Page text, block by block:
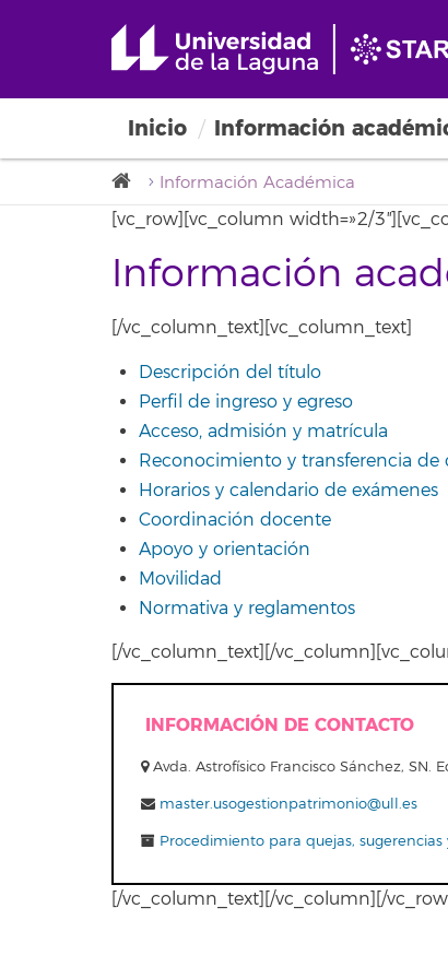
Inicio Información
Información Académica
[vc_row][vc_column width=»2/
Información
[/vc_column_text][vc_column_text]
Descripción del título
Perfil de ingreso y egreso
Acceso, admisión y matrícula
Reconocimiento y transferencia de
Horarios y calendario de exámenes
Coordinación docente
Apoyo y orientación
Movilidad
Normativa y reglamentos
[/vc_column_text][/
INFORMACIÓN DE CONTACTO
Avda. Astrofísico Francisco Sánchez, SN.
master.usogestionpatrimonio@ull.es
Procedimiento para quejas, sugerencias
[/vc_column_text][/vc_column][/